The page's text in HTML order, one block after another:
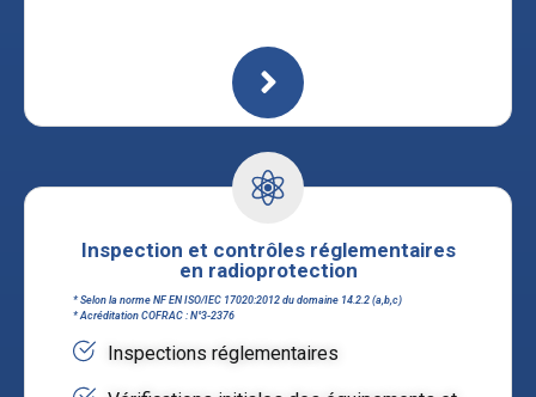
Inspection et contrôles réglementaires
en radioprotection
* Selon la norme NF EN ISO/IEC 17020:2012 du domaine 14.2.2 (a,b,c)
* Acréditation COFRAC : N°3-2376
Inspections réglementaires